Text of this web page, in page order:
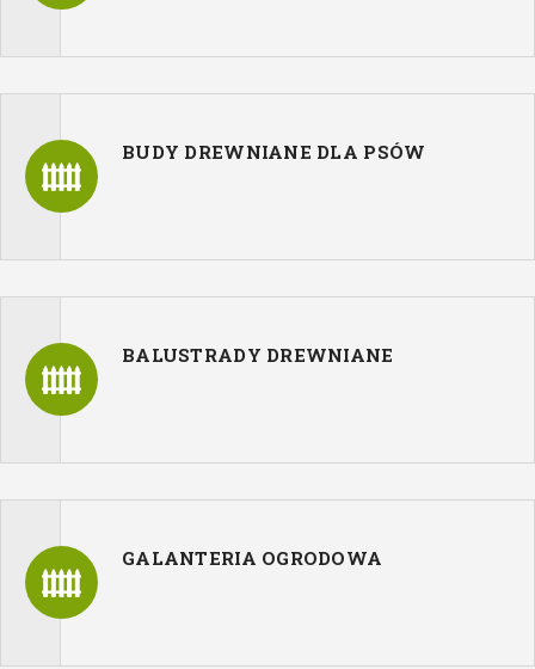
BUDY DREWNIANE DLA PSÓW
BALUSTRADY DREWNIANE
GALANTERIA OGRODOWA